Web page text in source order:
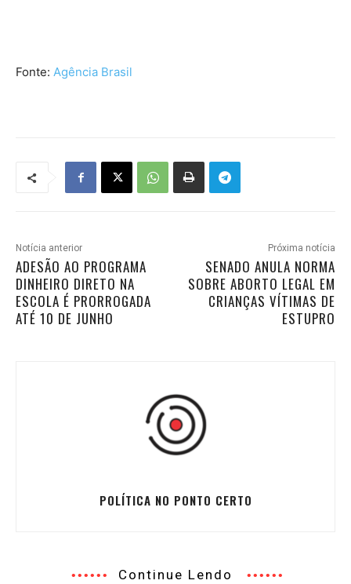
Fonte: Agência Brasil
Notícia anterior
ADESÃO AO PROGRAMA
DINHEIRO DIRETO NA
ESCOLA É PRORROGADA
ATÉ 10 DE JUNHO
Próxima notícia
SENADO ANULA NORMA
SOBRE ABORTO LEGAL EM
CRIANÇAS VÍTIMAS DE
ESTUPRO
POLÍTICA NO PONTO CERTO
Continue Lendo